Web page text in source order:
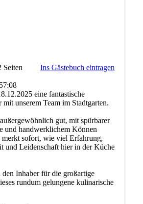
Seiten
Ins Gästebuch eintragen
eine fantastische
mit unserem Team im Stadtgarten.
gut, mit spürbarer
und handwerklichem Können
merkt sofort, wie viel Erfahrung,
und Leidenschaft hier in der Küche
Inhaber für die großartige
rundum gelungene kulinarische